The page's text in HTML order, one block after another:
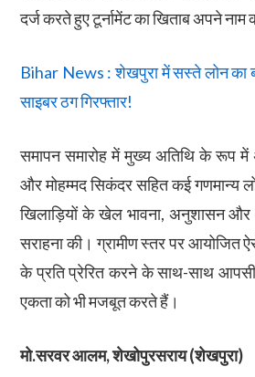
दर्ज करते हुए टूर्नामेंट का खिताब अपने नाम
Bihar News : शेखपुरा में सस्ते लोन का
साइबर ठग गिरफ्तार!
समापन समारोह में मुख्य अतिथि के रूप में
और मोहम्मद सिकंदर सहित कई गणमान्य
खिलाड़ियों के खेल भावना, अनुशासन
सराहना की। ग्रामीण स्तर पर आयोजित
के प्रति प्रेरित करने के साथ-साथ आपसी
एकता को भी मजबूत करते हैं।
मो.सरवर आलम, शेखोपुरसराय (शेखपुरा)